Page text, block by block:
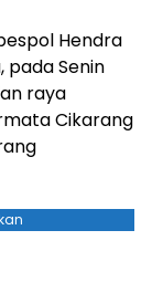
Hendra
pada Senin
raya
Cikarang